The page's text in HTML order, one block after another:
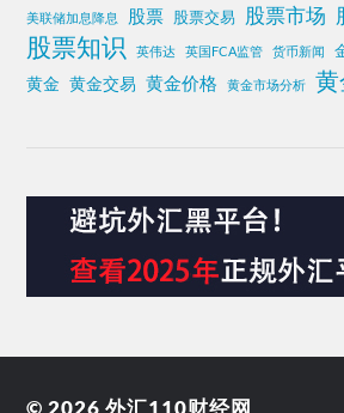
美联储加息降息 股票 股票交易 股票市场
股票知识 英伟达 英国FCA监管 货币新闻
黄金 黄金交易 黄金价格 黄金市场分析
© 2026外汇110财经网